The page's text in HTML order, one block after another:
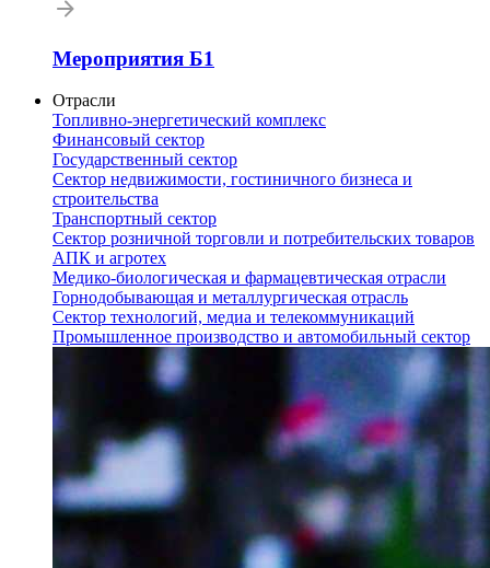
Мероприятия Б1
Отрасли
Топливно-энергетический комплекс
Финансовый сектор
Государственный сектор
Сектор недвижимости, гостиничного бизнеса и
строительства
Транспортный сектор
Сектор розничной торговли и потребительских товаров
АПК и агротех
Медико-биологическая и фармацевтическая отрасли
Горнодобывающая и металлургическая отрасль
Сектор технологий, медиа и телекоммуникаций
Промышленное производство и автомобильный сектор